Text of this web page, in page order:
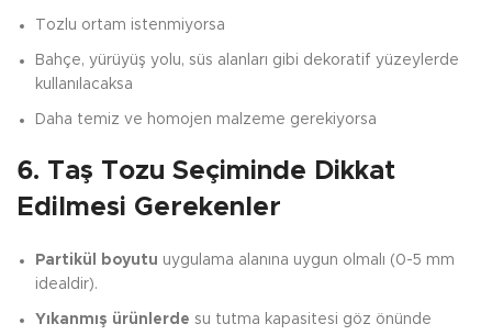
Tozlu ortam istenmiyorsa
Bahçe, yürüyüş yolu, süs alanları gibi dekoratif yüzeylerde
kullanılacaksa
Daha temiz ve homojen malzeme gerekiyorsa
6. Taş Tozu Seçiminde Dikkat
Edilmesi Gerekenler
Partikül boyutu uygulama alanına uygun olmalı (0-5 mm
idealdir).
Yıkanmış ürünlerde su tutma kapasitesi göz önünde